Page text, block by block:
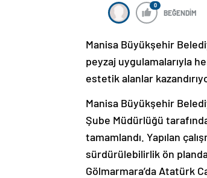
0
BEĞENDİM
Manisa Büyükşehir
peyzaj uygulamalarıyla
estetik alanlar
Manisa Büyükşehir
Şube Müdürlüğü
tamamlandı. Yapılan
sürdürülebilirlik ön
Gölmarmara’da Atatürk